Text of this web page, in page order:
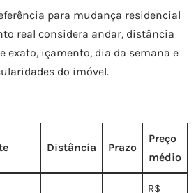
para mudança residencial
real considera andar, distância
exato, içamento, dia da semana e
do imóvel.
Distância Prazo
Preço
médio
R$